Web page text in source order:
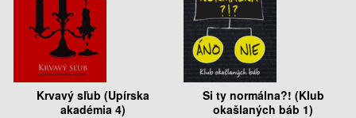
Krvavý sľub (Upírska
akadémia 4)
Si ty normálna?! (Klub
okašlaných báb 1)